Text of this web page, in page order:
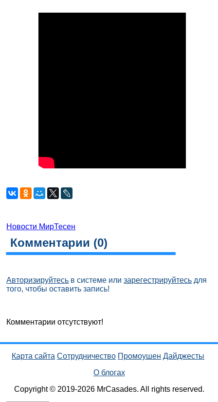
Новости МирТесен
Комментарии (0)
Авторизируйтесь в системе илизарегестрируйтесь для
того, чтобы оставить запись!
Комментарии отсутствуют!
Карта сайта Сотрудничество Промоушен Дайджесты
О блогах
Copyright © 2019-2026 MrCasades. All rights reserved.